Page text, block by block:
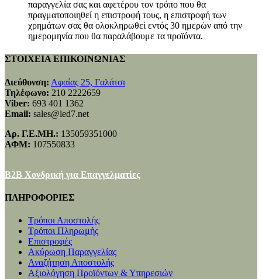
παραγγελία σας και αφετέρου τον τρόπο που θα
πραγματοποιηθεί η επιστροφή τους, η επιστροφή των
χρημάτων σας θα ολοκληρωθεί εντός 30 ημερών από την
ημερομηνία που θα παραλάβουμε τα προϊόντα.
ΣΤΟΙΧΕΙΑ ΕΠΙΚΟΙΝΩΝΙΑΣ
Διεύθυνση: Αφαίας 25, Γαλάτσι
Τηλέφωνο: 210 2222659
Viber: 693 401 1362
Email: sales@led7.net
Αρ. Γ.Ε.ΜΗ.: 135059351000
ΑΦΜ: 107550833
B2B Χονδρική για Επαγγελματίες
ΠΛΗΡΟΦΟΡΙΕΣ
Τρόποι Αποστολής
Τρόποι Πληρωμής
Επιστροφές
Ακύρωση Παραγγελίας
Αναζήτηση Αποστολής
Αξιολόγηση Προϊόντων & Υπηρεσιών